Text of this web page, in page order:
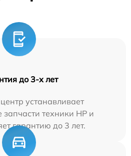
до 3-х лет
устанавливает
техники HP и
гарантию до 3 лет.